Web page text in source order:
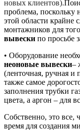
новых клиентов).
проблема, поскольку
этой области крайне
монтажников для
вывески по просьбе
• Оборудование
неоновые вывески–
(ленточная, ручная и
также самое
заполнения трубки
цвета, а аргон – для
Собственно, это все,
время для создания